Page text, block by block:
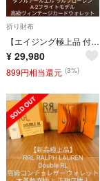
折り財布
【エイジング極上品 付属品完備】RRL ラルフローレン 高級本革カードウォレット
¥ 29,980
899円相当還元 (3%)